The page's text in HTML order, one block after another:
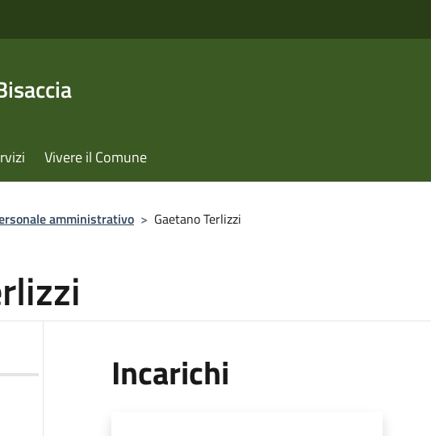
Vivere il Comune
amministrativo > Gaetano Terlizzi
Incarichi